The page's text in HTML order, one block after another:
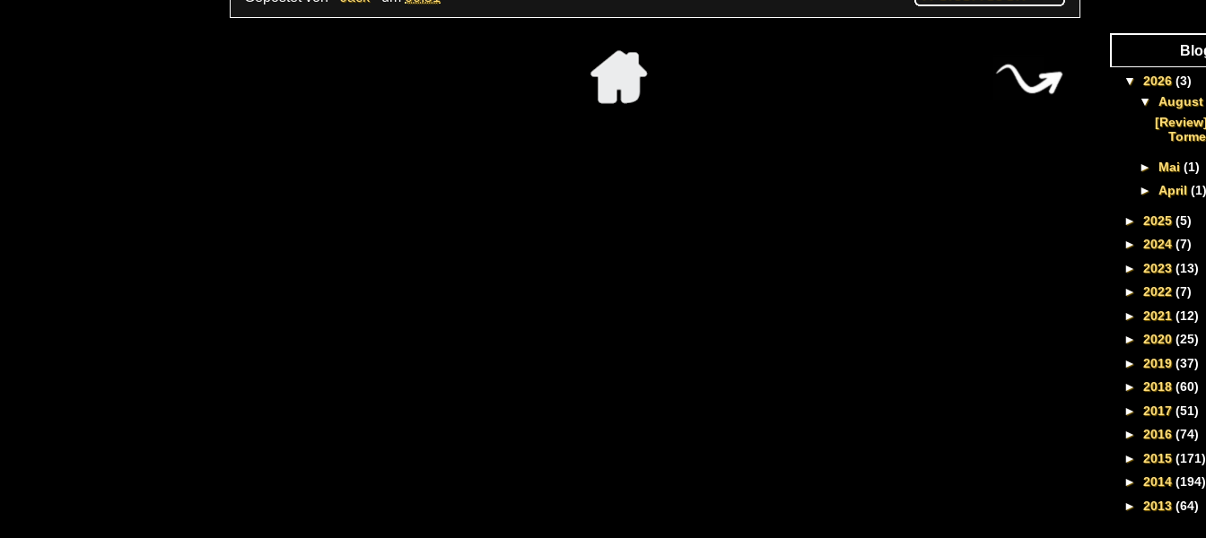
▼ 2026(3)
▼ August
► Mai (1)
► April (1)
► 2025(5)
► 2024(7)
► 2023(13)
► 2022 (7)
► 2021 (12)
► 2020(25)
► 2019(37)
► 2018(60)
► 2017(51)
► 2016(74)
► 2015(171)
► 2014(194)
► 2013(64)